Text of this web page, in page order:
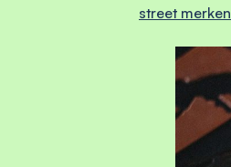
street merken